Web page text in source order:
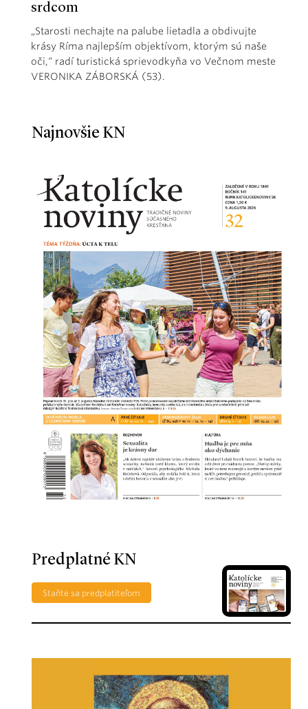
srdcom
„Starosti nechajte na palube lietadla a obdivujte
krásy Ríma najlepším objektívom, ktorým sú naše
oči,“ radí turistická sprievodkyňa vo Večnom meste
VERONIKA ZÁBORSKÁ (53).
Najnovšie KN
Predplatné KN
Staňte sa predplatiteľom